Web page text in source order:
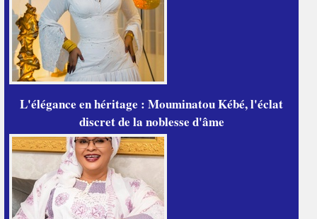
L'élégance en héritage : Mouminatou Kébé, l'éclat
discret de la noblesse d'âme